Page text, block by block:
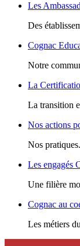
Les
Des
Cognac
Notre
La
La transition
Nos actions
Nos pratiques.
Les engagés
Une filière
Cognac au
Les métiers